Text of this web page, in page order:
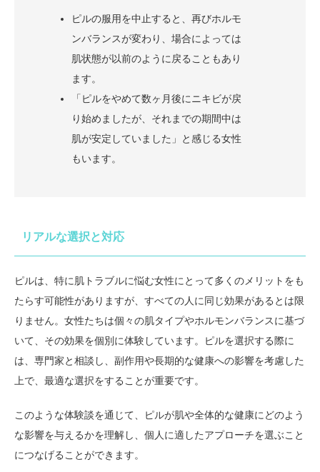
ピルの服用を中止すると、再びホルモ
ンバランスが変わり、場合によっては
肌状態が以前のように戻ることもあり
ます。
「ピルをやめて数ヶ月後にニキビが戻
り始めましたが、それまでの期間中は
肌が安定していました」と感じる女性
もいます。
リアルな選択と対応
ピルは、特に肌トラブルに悩む女性にとって多くのメリットをも
たらす可能性がありますが、すべての人に同じ効果があるとは限
りません。女性たちは個々の肌タイプやホルモンバランスに基づ
いて、その効果を個別に体験しています。ピルを選択する際に
は、専門家と相談し、副作用や長期的な健康への影響を考慮した
上で、最適な選択をすることが重要です。
このような体験談を通じて、ピルが肌や全体的な健康にどのよう
な影響を与えるかを理解し、個人に適したアプローチを選ぶこと
につなげることができます。